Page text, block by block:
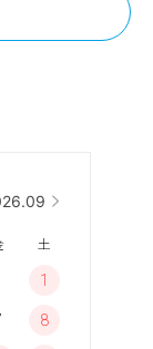
土
1
8